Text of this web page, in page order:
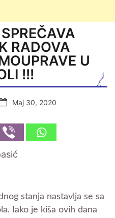
RADOVA
U
!!!
Мај 30, 2020
stanja nastavlja se sa
Iako je kiša ovih dana